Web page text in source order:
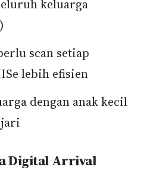
keluarga
scan setiap
lebih efisien
dengan anak kecil
jari
Digital Arrival